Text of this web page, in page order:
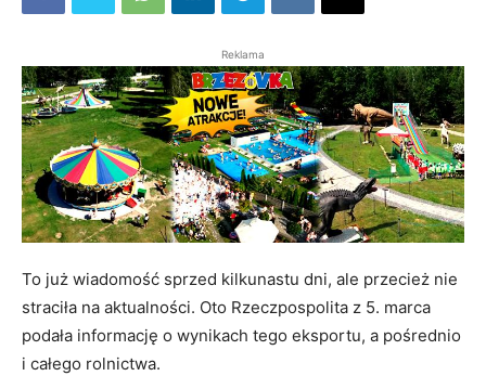
Reklama
To już wiadomość sprzed kilkunastu dni, ale przecież nie
straciła na aktualności. Oto Rzeczpospolita z 5. marca
podała informację o wynikach tego eksportu, a pośrednio
i całego rolnictwa.